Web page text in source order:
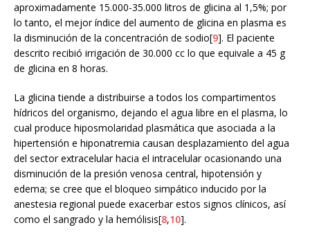
aproximadamente 15.000-35.000 litros de glicina al 1,5%; por
lo tanto, el mejor índice del aumento de glicina en plasma es
la disminución de la concentración de sodio[9]. El paciente
descrito recibió irrigación de 30.000 cc lo que equivale a 45 g
de glicina en 8 horas.
La glicina tiende a distribuirse a todos los compartimentos
hídricos del organismo, dejando el agua libre en el plasma, lo
cual produce hiposmolaridad plasmática que asociada a la
hipertensión e hiponatremia causan desplazamiento del agua
del sector extracelular hacia el intracelular ocasionando una
disminución de la presión venosa central, hipotensión y
edema; se cree que el bloqueo simpático inducido por la
anestesia regional puede exacerbar estos signos clínicos, así
como el sangrado y la hemólisis[8,10].